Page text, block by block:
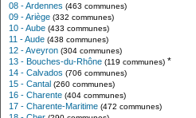
08 - Ardennes (463 communes)
09 - Ariège (332 communes)
10 - Aube (433 communes)
11 - Aude (438 communes)
12 - Aveyron (304 communes)
13 - Bouches-du-Rhône (119 communes) *
14 - Calvados (706 communes)
15 - Cantal (260 communes)
16 - Charente (404 communes)
17 - Charente-Maritime (472 communes)